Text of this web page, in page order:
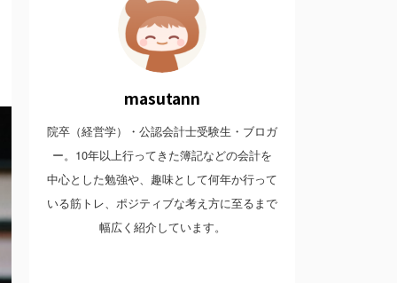
masutann
院卒（経営学）・公認会計士受験生・ブロガ
ー。10年以上行ってきた簿記などの会計を
中心とした勉強や、趣味として何年か行って
いる筋トレ、ポジティブな考え方に至るまで
幅広く紹介しています。